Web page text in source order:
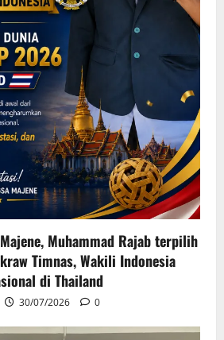
Muhammad Rajab terpilih
Timnas, Wakili Indonesia
di Thailand
30/07/2026 0